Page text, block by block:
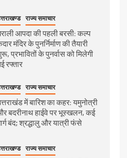
राज्य समाचार
आपदा की पहली बरसी: कल्प
मंदिर के पुनर्निर्माण की तैयारी
प्रभावितों के पुनर्वास को मिलेगी
रफ्तार
राज्य समाचार
में बारिश का कहर: यमुनोत्री
बदरीनाथ हाईवे पर भूस्खलन, कई
बंद; श्रद्धालु और यात्री फंसे
राज्य समाचार